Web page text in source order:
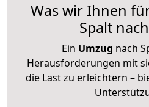
Was wir Ihnen
Spalt
Ein Umzug nach
Herausforderungen mit
die Last zu erleichtern –